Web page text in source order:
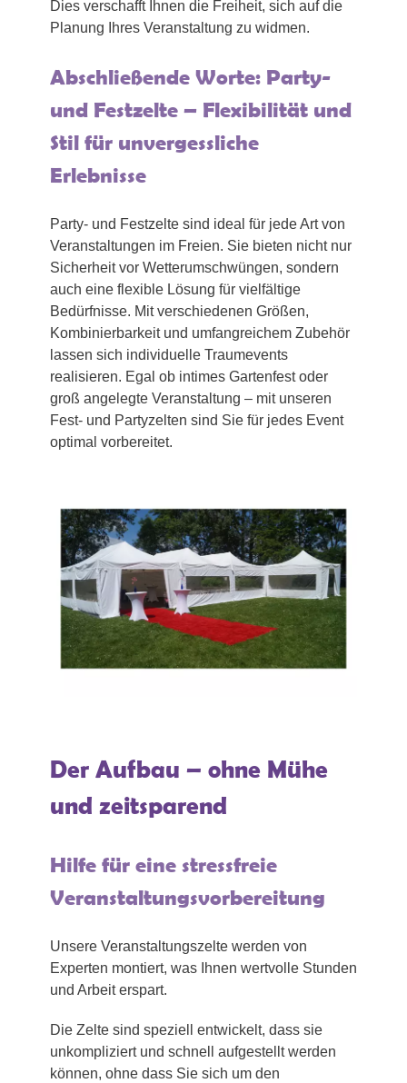
Dies verschafft Ihnen die Freiheit, sich auf die
Planung Ihres Veranstaltung zu widmen.
Abschließende Worte: Party-
und Festzelte – Flexibilität und
Stil für unvergessliche
Erlebnisse
Party- und Festzelte sind ideal für jede Art von
Veranstaltungen im Freien. Sie bieten nicht nur
Sicherheit vor Wetterumschwüngen, sondern
auch eine flexible Lösung für vielfältige
Bedürfnisse. Mit verschiedenen Größen,
Kombinierbarkeit und umfangreichem Zubehör
lassen sich individuelle Traumevents
realisieren. Egal ob intimes Gartenfest oder
groß angelegte Veranstaltung – mit unseren
Fest- und Partyzelten sind Sie für jedes Event
optimal vorbereitet.
Der Aufbau – ohne Mühe
und zeitsparend
Hilfe für eine stressfreie
Veranstaltungsvorbereitung
Unsere Veranstaltungszelte werden von
Experten montiert, was Ihnen wertvolle Stunden
und Arbeit erspart.
Die Zelte sind speziell entwickelt, dass sie
unkompliziert und schnell aufgestellt werden
können, ohne dass Sie sich um den